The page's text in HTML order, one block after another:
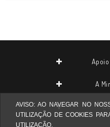
AVISO: AO NAVEGAR NO
UTILIZAÇÃO DE COOKIES
UTILIZAÇÃO.
A